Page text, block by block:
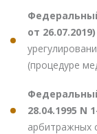
от 26.07.2019)
(процедуре
28.04.1995 N
арбитражных